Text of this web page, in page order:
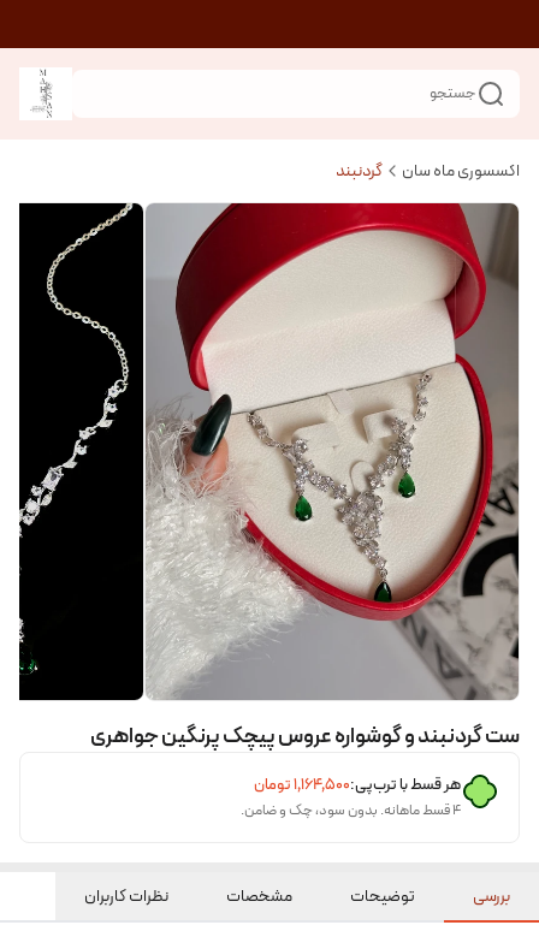
جستجو
اکسسوری ماه سان گردنبند
ست گردنبند و گوشواره عروس پیچک پرنگین جواهری
هر قسط با ترب‌پی:۱٬۱۶۴٬۵۰۰تومان
۴ قسط ماهانه. بدون سود، چک و ضامن.
بررسی توضیحات مشخصات نظرات کاربران